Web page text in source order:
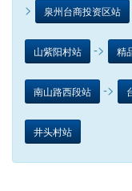
> 泉州台商投资区站
山紫阳村站 -> 精
南山路西段站 ->
井头村站